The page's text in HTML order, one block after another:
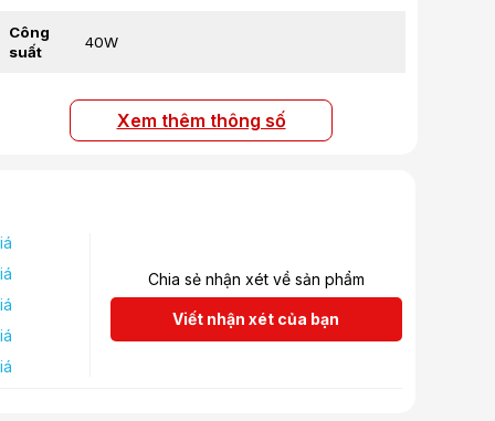
Công
suất
40W
80 Hz–20 kHz
Xem thêm thông số
Chia sẻ nhận xét về sản phẩm
Viết nhận xét của bạn